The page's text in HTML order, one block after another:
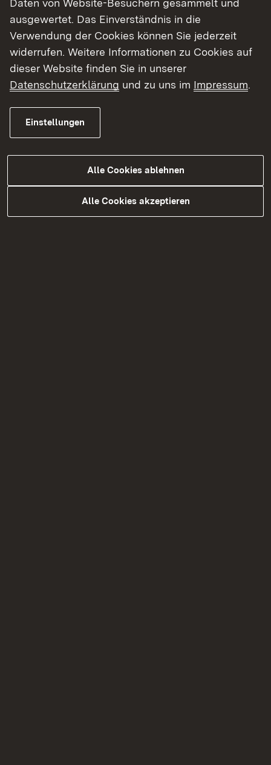
Daten von Website-Besuchern gesammelt und
ausgewertet. Das Einverständnis in die
Verwendung der Cookies können Sie jederzeit
widerrufen. Weitere Informationen zu Cookies auf
dieser Website finden Sie in unserer
Datenschutzerklärung und zu uns im Impressum.
Einstellungen
Alle Cookies ablehnen
Alle Cookies akzeptieren